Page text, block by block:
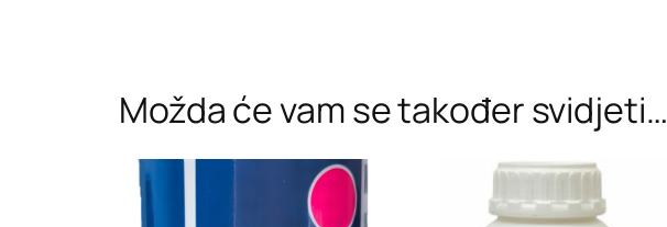
Možda će vam se također svidjeti…